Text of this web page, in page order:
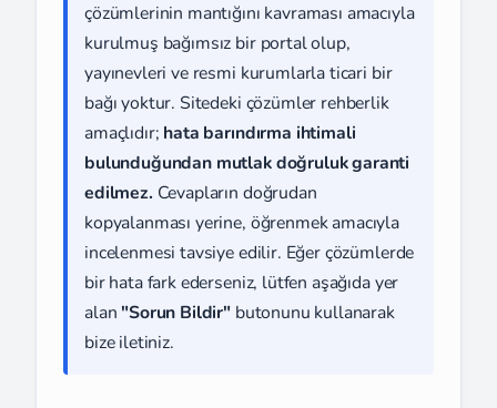
çözümlerinin mantığını kavraması amacıyla
kurulmuş bağımsız bir portal olup,
yayınevleri ve resmi kurumlarla ticari bir
bağı yoktur. Sitedeki çözümler rehberlik
amaçlıdır; hata barındırma ihtimali
bulunduğundan mutlak doğruluk garanti
edilmez. Cevapların doğrudan
kopyalanması yerine, öğrenmek amacıyla
incelenmesi tavsiye edilir. Eğer çözümlerde
bir hata fark ederseniz, lütfen aşağıda yer
alan "Sorun Bildir" butonunu kullanarak
bize iletiniz.